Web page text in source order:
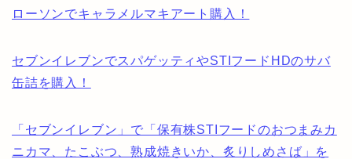
ローソンでキャラメルマキアート購入！
セブンイレブンでスパゲッティやSTIフードHDのサバ
缶詰を購入！
「セブンイレブン」で「保有株STIフードのおつまみカ
ニカマ、たこぶつ、熟成焼きいか、炙りしめさば」を